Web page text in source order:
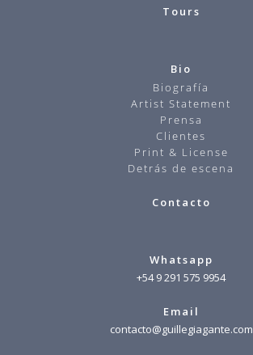
Tours
Bio
Biografía
Artist Statement
Prensa
Clientes
Print & License
Detrás de escena
Contacto
Whatsapp
+54 9 291 575 9954
Email
contacto@guillegiagante.com